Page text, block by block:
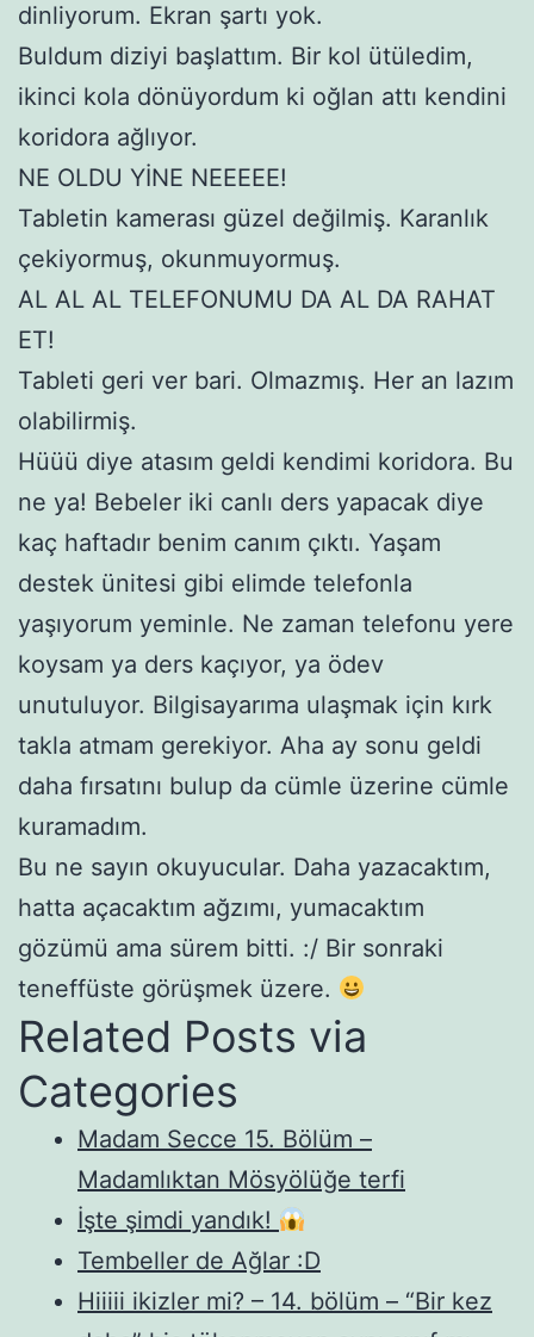
dinliyorum. Ekran şartı yok.
Buldum diziyi başlattım. Bir kol ütüledim,
ikinci kola dönüyordum ki oğlan attı kendini
koridora ağlıyor.
NE OLDU YİNE NEEEEE!
Tabletin kamerası güzel değilmiş. Karanlık
çekiyormuş, okunmuyormuş.
AL AL AL TELEFONUMU DA AL DA RAHAT
ET!
Tableti geri ver bari. Olmazmış. Her an lazım
olabilirmiş.
Hüüü diye atasım geldi kendimi koridora. Bu
ne ya! Bebeler iki canlı ders yapacak diye
kaç haftadır benim canım çıktı. Yaşam
destek ünitesi gibi elimde telefonla
yaşıyorum yeminle. Ne zaman telefonu yere
koysam ya ders kaçıyor, ya ödev
unutuluyor. Bilgisayarıma ulaşmak için kırk
takla atmam gerekiyor. Aha ay sonu geldi
daha fırsatını bulup da cümle üzerine cümle
kuramadım.
Bu ne sayın okuyucular. Daha yazacaktım,
hatta açacaktım ağzımı, yumacaktım
gözümü ama sürem bitti. :/ Bir sonraki
teneffüste görüşmek üzere.
Related Posts via
Categories
Madam Secce 15. Bölüm –
Madamlıktan Mösyölüğe terfi
İşte şimdi yandık!
Tembeller de Ağlar :D
Hiiiii ikizler mi? – 14. bölüm – “Bir kez